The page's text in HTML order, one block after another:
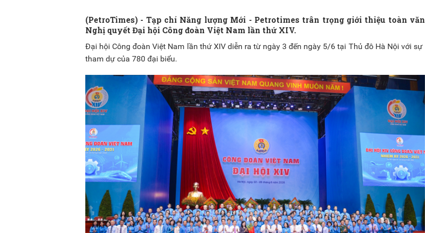
(PetroTimes) - Tạp chí Năng lượng Mới - Petrotimes trân trọng giới thiệu toàn văn
Nghị quyết Đại hội Công đoàn Việt Nam lần thứ XIV.
Đại hội Công đoàn Việt Nam lần thứ XIV diễn ra từ ngày 3 đến ngày 5/6 tại Thủ đô Hà Nội với sự
tham dự của 780 đại biểu.